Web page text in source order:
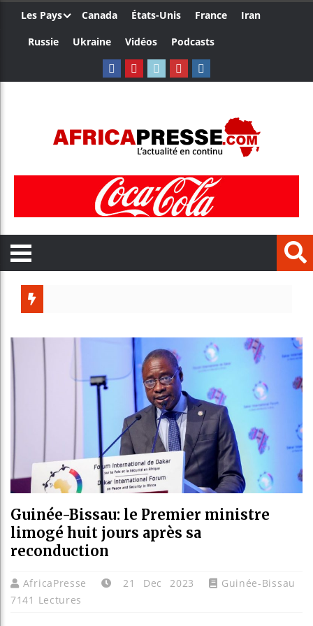
Les Pays Canada États-Unis France
Iran
Russie
Ukraine Vidéos Podcasts
Guinée-Bissau: le Premier ministre
limogé huit jours après sa
reconduction
AfricaPresse 21 Dec 2023
Guinée-Bissau
7141 Lectures